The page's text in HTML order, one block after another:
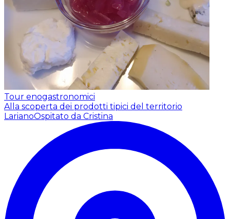
Tour enogastronomici
Alla scoperta dei prodotti tipici del territorio
LarianoOspitato da Cristina